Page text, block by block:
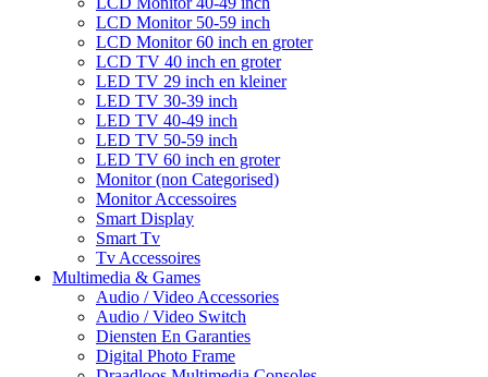
LCD Monitor 50-59 inch
LCD Monitor 60 inch en groter
LCD TV 40 inch en groter
LED TV 29 inch en kleiner
LED TV 30-39 inch
LED TV 40-49 inch
LED TV 50-59 inch
LED TV 60 inch en groter
Monitor (non Categorised)
Monitor Accessoires
Smart Display
Smart Tv
Tv Accessoires
Multimedia & Games
Audio / Video Accessories
Audio / Video Switch
Diensten En Garanties
Digital Photo Frame